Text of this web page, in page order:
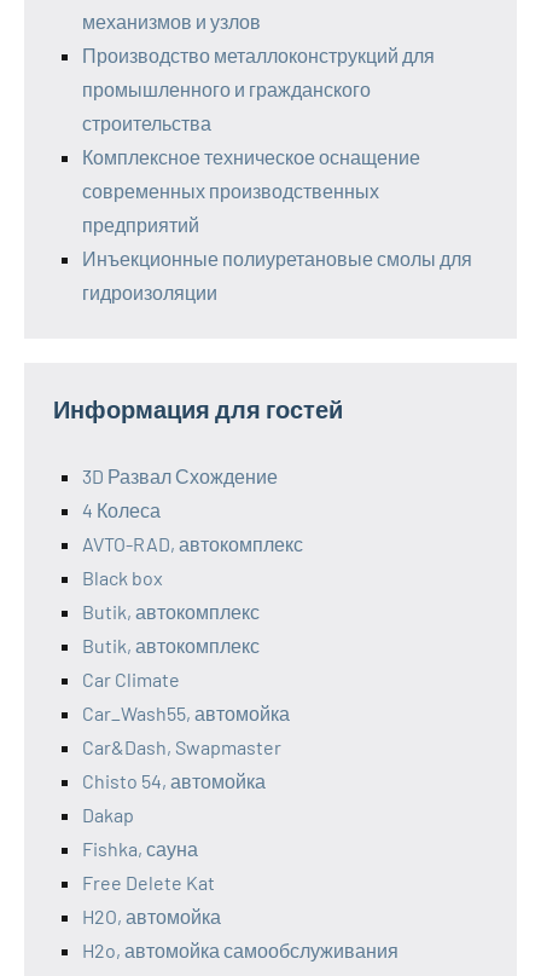
механизмов и узлов
Производство металлоконструкций для
промышленного и гражданского
строительства
Комплексное техническое оснащение
современных производственных
предприятий
Инъекционные полиуретановые смолы для
гидроизоляции
Информация для гостей
3D Развал Схождение
4 Колеса
AVTO-RAD, автокомплекс
Black box
Butik, автокомплекс
Butik, автокомплекс
Car Climate
Car_Wash55, автомойка
Car&Dash, Swapmaster
Chisto 54, автомойка
Dakap
Fishka, сауна
Free Delete Kat
H2O, автомойка
H2o, автомойка самообслуживания